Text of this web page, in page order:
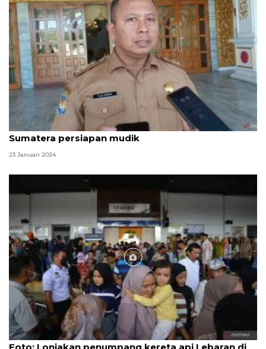
Bengkulu: Pemerintah perbaiki Jalur Lintas
Sumatera persiapan mudik
23 Januari 2024
Foto
Foto: Lonjakan penumpang kereta api Lebaran di